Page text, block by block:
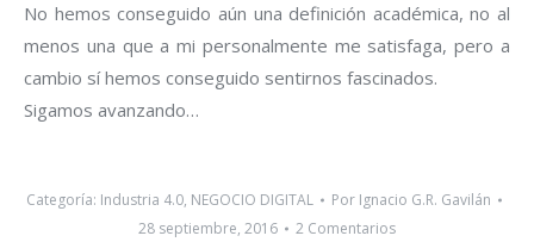
No hemos conseguido aún una definición académica, no al
menos una que a mi personalmente me satisfaga, pero a
cambio sí hemos conseguido sentirnos fascinados.
Sigamos avanzando…
Categoría: Industria 4.0, NEGOCIO DIGITAL Por Ignacio G.R. Gavilán
28 septiembre, 2016
2 Comentarios